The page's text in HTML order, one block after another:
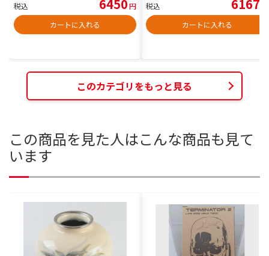
税込 6450円
カートに入れる
税込 6167
カートに入れる
このカテゴリをもっと見る
この商品を見た人はこんな商品も見て
います